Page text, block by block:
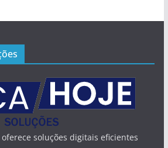
oferece soluções digitais eficientes